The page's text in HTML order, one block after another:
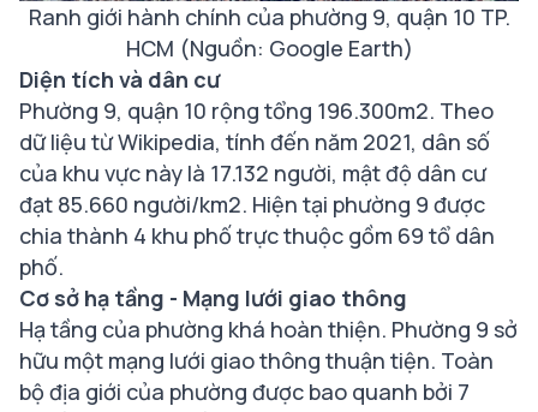
Ranh giới hành chính của phường 9, quận 10 TP.
HCM (Nguồn: Google Earth)
Diện tích và dân cư
Phường 9, quận 10 rộng tổng 196.300m2. Theo
dữ liệu từ Wikipedia, tính đến năm 2021, dân số
của khu vực này là 17.132 người, mật độ dân cư
đạt 85.660 người/km2. Hiện tại phường 9 được
chia thành 4 khu phố trực thuộc gồm 69 tổ dân
phố.
Cơ sở hạ tầng - Mạng lưới giao thông
Hạ tầng của phường khá hoàn thiện. Phường 9 sở
hữu một mạng lưới giao thông thuận tiện. Toàn
bộ địa giới của phường được bao quanh bởi 7